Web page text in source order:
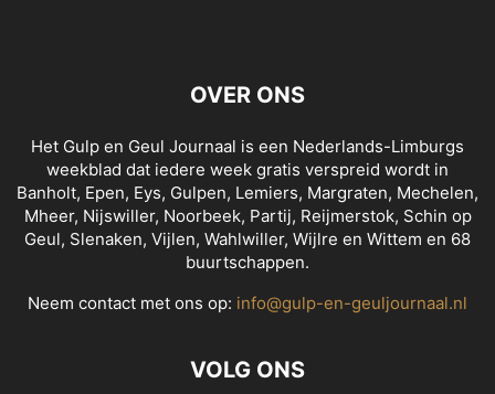
OVER ONS
Het Gulp en Geul Journaal is een Nederlands-Limburgs
weekblad dat iedere week gratis verspreid wordt in
Banholt, Epen, Eys, Gulpen, Lemiers, Margraten, Mechelen,
Mheer, Nijswiller, Noorbeek, Partij, Reijmerstok, Schin op
Geul, Slenaken, Vijlen, Wahlwiller, Wijlre en Wittem en 68
buurtschappen.
Neem contact met ons op: info@gulp-en-geuljournaal.nl
VOLG ONS